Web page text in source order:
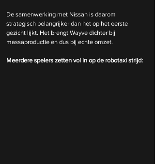
De samenwerking met Nissan is daarom
strategisch belangrijker dan het op het eerste
gezicht lijkt. Het brengt Wayve dichter bij
massaproductie en dus bij echte omzet.
Meerdere spelers zetten vol in op de robotaxi strijd: